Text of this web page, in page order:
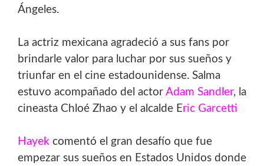
Ángeles.
La actriz mexicana agradeció a sus fans por
brindarle valor para luchar por sus sueños y
triunfar en el cine estadounidense. Salma
estuvo acompañado del actor Adam Sandler, la
cineasta Chloé Zhao y el alcalde Eric Garcetti
Hayek comentó el gran desafío que fue
empezar sus sueños en Estados Unidos donde